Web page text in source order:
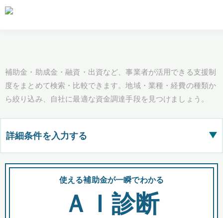
補助金・助成金・融資・出資など、事業者が活用できる支援制
度をまとめて検索・比較できます。地域・業種・経費の種類か
ら絞り込み、自社に最適な資金調達手段を見つけましょう。
詳細条件を入力する ▶
都道府県
全国の検索結果を含めて表示
使える補助金が一瞬でわかる
ＡＩ診断